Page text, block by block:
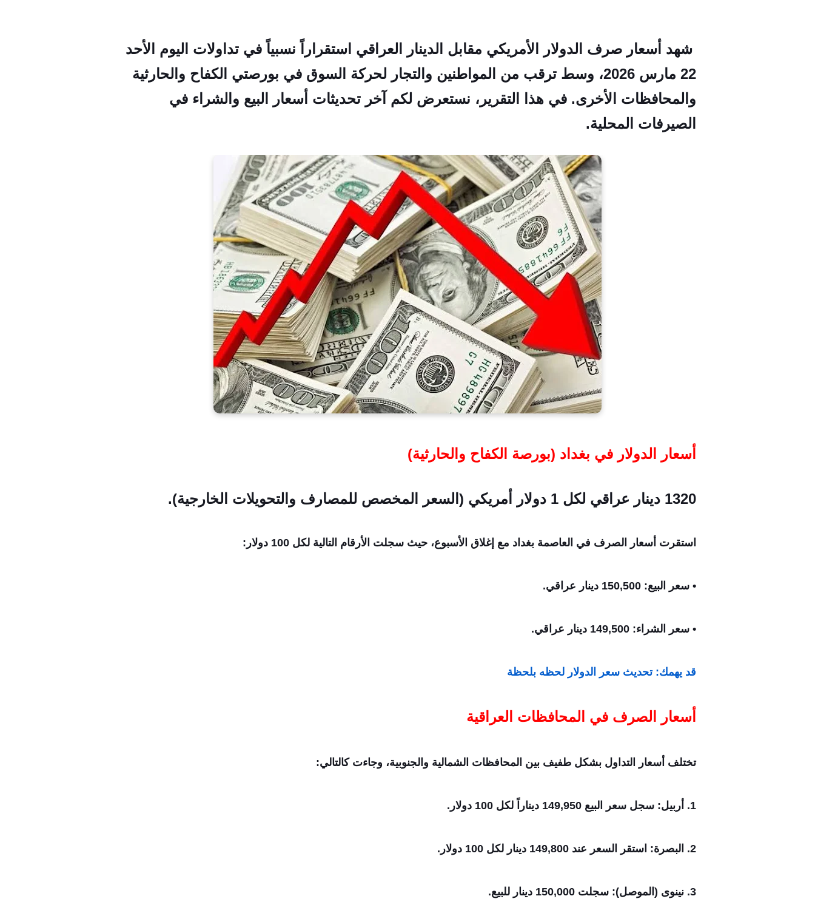
شهد أسعار صرف الدولار الأمريكي مقابل الدينار العراقي استقراراً نسبياً في تداولات اليوم الأحد
22 مارس 2026، وسط ترقب من المواطنين والتجار لحركة السوق في بورصتي الكفاح والحارثية
والمحافظات الأخرى. في هذا التقرير، نستعرض لكم آخر تحديثات أسعار البيع والشراء في
الصيرفات المحلية.
أسعار الدولار في بغداد (بورصة الكفاح والحارثية)
1320 دينار عراقي لكل 1 دولار أمريكي (السعر المخصص للمصارف والتحويلات الخارجية).
استقرت أسعار الصرف في العاصمة بغداد مع إغلاق الأسبوع، حيث سجلت الأرقام التالية لكل 100 دولار:
• سعر البيع: 150,500 دينار عراقي.
• سعر الشراء: 149,500 دينار عراقي.
قد يهمك: تحديث سعر الدولار لحظه بلحظة
أسعار الصرف في المحافظات العراقية
تختلف أسعار التداول بشكل طفيف بين المحافظات الشمالية والجنوبية، وجاءت كالتالي:
1. أربيل: سجل سعر البيع 149,950 ديناراً لكل 100 دولار.
2. البصرة: استقر السعر عند 149,800 دينار لكل 100 دولار.
3. نينوى (الموصل): سجلت 150,000 دينار للبيع.